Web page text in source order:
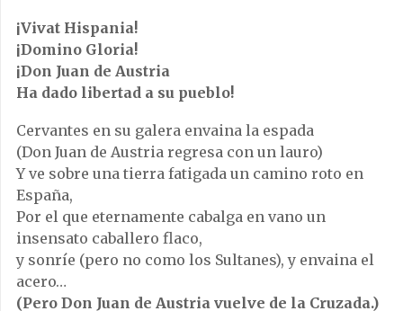
¡Vivat Hispania!
¡Domino Gloria!
¡Don Juan de Austria
Ha dado libertad a su pueblo!
Cervantes en su galera envaina la espada
(Don Juan de Austria regresa con un lauro)
Y ve sobre una tierra fatigada un camino roto en
España,
Por el que eternamente cabalga en vano un
insensato caballero flaco,
y sonríe (pero no como los Sultanes), y envaina el
acero…
(Pero Don Juan de Austria vuelve de la Cruzada.)